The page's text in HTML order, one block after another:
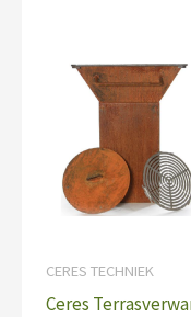
CERES TECHNIEK
Ceres